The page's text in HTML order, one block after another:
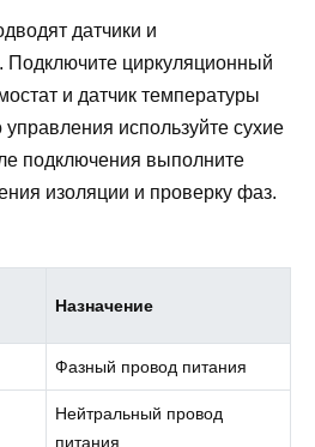
датчики и
Подключите циркуляционный
и датчик температуры
используйте сухие
подключения выполните
изоляции и проверку фаз.
Назначение
Фазный провод питания
Нейтральный провод
питания